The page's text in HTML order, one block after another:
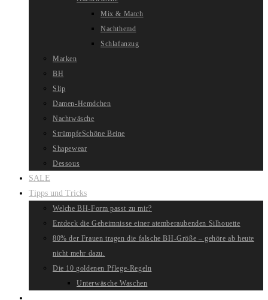
Mix & Match
Nachthemd
Schlafanzug
Marken
BH
Slip
Damen-Hemdchen
Nachtwäsche
StrümpfeSchöne Beine
Shapewear
Dessous
SALE
Tipps und Tricks
Welche BH-Form passt zu mir?
Entdeck die Geheimnisse einer atemberaubenden Silhouette
80% der Frauen tragen die falsche BH-Größe – gehöre ab heute
nicht mehr dazu.
Die 10 goldenen Pflege-Regeln
Unterwäsche Waschen